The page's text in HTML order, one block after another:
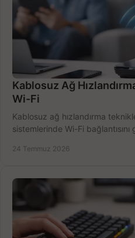
Kablosuz Ağ
Wi-Fi
Kablosuz ağ hızlandırma
sistemlerinde Wi-Fi
24 Temmuz 2026